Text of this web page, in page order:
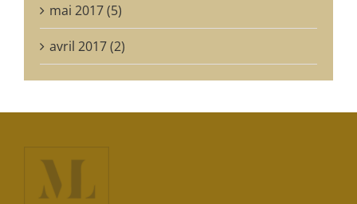
mai 2017 (5)
avril 2017 (2)